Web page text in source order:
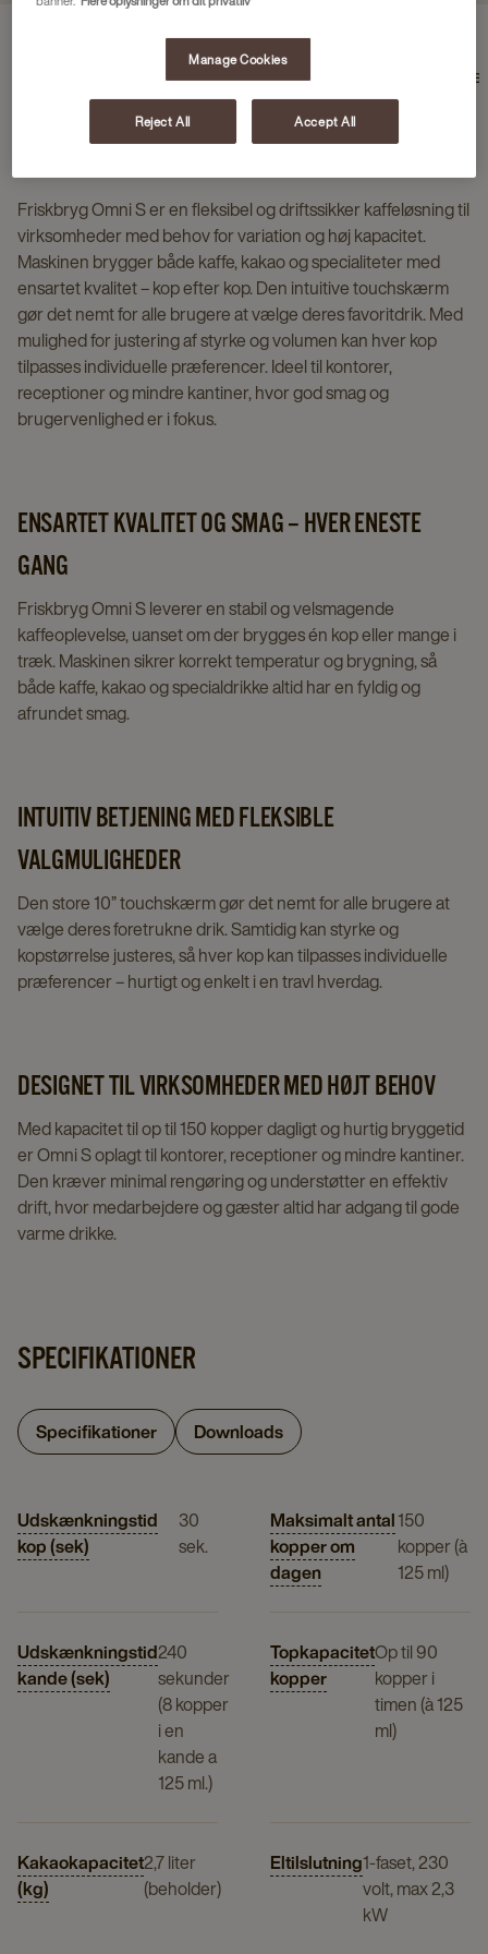
Maskinens unikke egenskaberSpecifikationer Drikkevarianter
BESKRIVELSE
Friskbryg Omni S er en fleksibel og driftssikker kaffeløsning til
virksomheder med behov for variation og høj kapacitet.
Maskinen brygger både kaffe, kakao og specialiteter med
ensartet kvalitet – kop efter kop. Den intuitive touchskærm
gør det nemt for alle brugere at vælge deres favoritdrik. Med
mulighed for justering af styrke og volumen kan hver kop
tilpasses individuelle præferencer. Ideel til kontorer,
receptioner og mindre kantiner, hvor god smag og
brugervenlighed er i fokus.
ENSARTET KVALITET OG SMAG – HVER ENESTE
GANG
Friskbryg Omni S leverer en stabil og velsmagende
kaffeoplevelse, uanset om der brygges én kop eller mange i
træk. Maskinen sikrer korrekt temperatur og brygning, så
både kaffe, kakao og specialdrikke altid har en fyldig og
afrundet smag.
INTUITIV BETJENING MED FLEKSIBLE
VALGMULIGHEDER
Den store 10” touchskærm gør det nemt for alle brugere at
vælge deres foretrukne drik. Samtidig kan styrke og
kopstørrelse justeres, så hver kop kan tilpasses individuelle
præferencer – hurtigt og enkelt i en travl hverdag.
DESIGNET TIL VIRKSOMHEDER MED HØJT BEHOV
Med kapacitet til op til 150 kopper dagligt og hurtig bryggetid
er Omni S oplagt til kontorer, receptioner og mindre kantiner.
Den kræver minimal rengøring og understøtter en effektiv
drift, hvor medarbejdere og gæster altid har adgang til gode
varme drikke.
SPECIFIKATIONER
Specifikationer Downloads
Udskænkningstid
kop (sek)
30
sek.
Maksimalt antal
kopper om
dagen
150
kopper (à
125 ml)
Udskænkningstid
kande (sek)
240
sekunder
(8 kopper
i en
kande a
125 ml.)
Topkapacitet
kopper
Op til 90
kopper i
timen (à 125
ml)
Kakaokapacitet
(kg)
2,7 liter
(beholder)
Eltilslutning1-faset, 230
volt, max 2,3
kW
Manage Cookies
Reject All Accept All